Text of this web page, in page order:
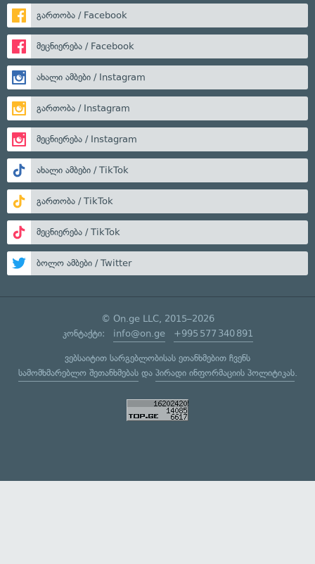
გართობა / Facebook
მეცნიერება / Facebook
ახალი ამბები / Instagram
გართობა / Instagram
მეცნიერება / Instagram
ახალი ამბები / TikTok
გართობა / TikTok
მეცნიერება / TikTok
ბოლო ამბები / Twitter
© On.ge LLC, 2015–2026
კონტაქტი: info@on.ge +995 577 340 891
ვებსაიტით სარგებლობისას ეთანხმებით ჩვენს
სამომხმარებლო შეთანხმებასდა პირადი ინფორმაციის პოლიტიკას.